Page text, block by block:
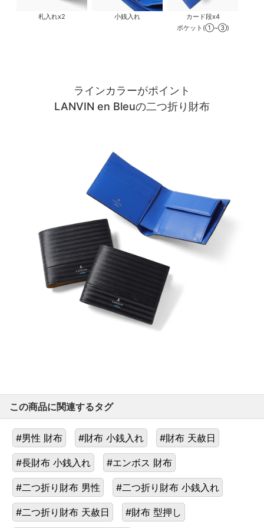
札入れx2 小銭入れ
カード段x4
ポケット(①~③)
ラインカラーがポイント
LANVIN en Bleuの二つ折り財布
この商品に関連するタグ
#男性 財布 #財布 小銭入れ #財布 天赦日
#長財布 小銭入れ #エンボス 財布
#二つ折り財布 男性 #二つ折り財布 小銭入れ
#二つ折り財布 天赦日 #財布 型押し